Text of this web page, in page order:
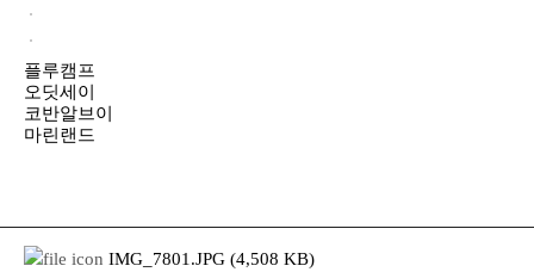
플루캠프
오딧세이
코반알브이
마린랜드
IMG_7801.JPG (4,508 KB)